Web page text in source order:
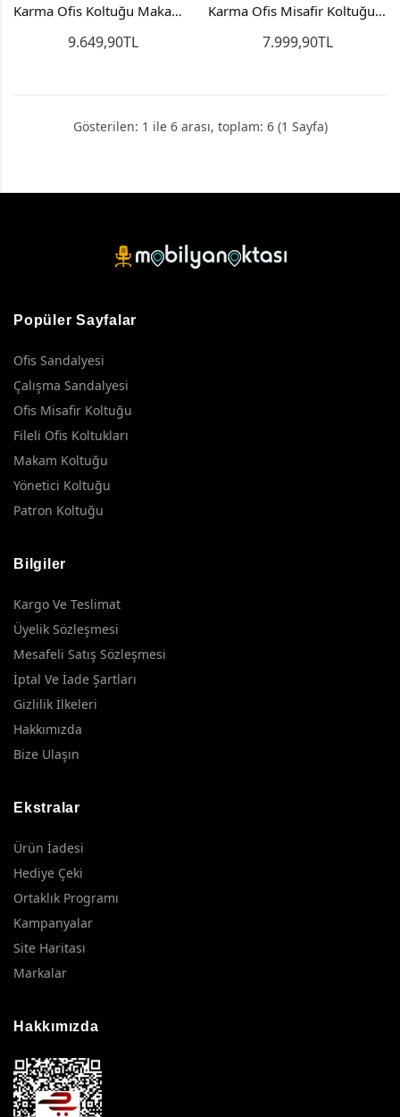
Karma Ofis Koltuğu Makam Koltuğu Yönetici Koltuğu
9.649,90TL
Karma Ofis Misafir Koltuğu U Ayak
7.999,90TL
Gösterilen: 1 ile 6 arası, toplam: 6 (1 Sayfa)
Popüler Sayfalar
Ofis Sandalyesi
Çalışma Sandalyesi
Ofis Misafir Koltuğu
Fileli Ofis Koltukları
Makam Koltuğu
Yönetici Koltuğu
Patron Koltuğu
Bilgiler
Kargo Ve Teslimat
Üyelik Sözleşmesi
Mesafeli Satış Sözleşmesi
İptal Ve İade Şartları
Gizlilik İlkeleri
Hakkımızda
Bize Ulaşın
Ekstralar
Ürün İadesi
Hediye Çeki
Ortaklık Programı
Kampanyalar
Site Haritası
Markalar
Hakkımızda